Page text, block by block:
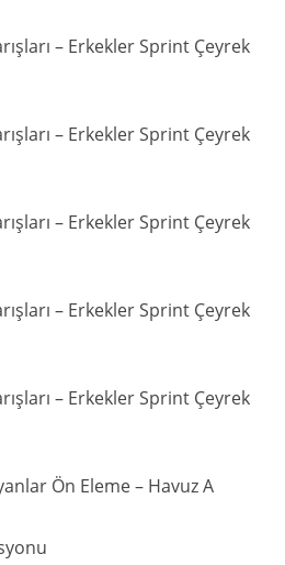
– Erkekler Sprint Çeyrek
– Erkekler Sprint Çeyrek
– Erkekler Sprint Çeyrek
– Erkekler Sprint Çeyrek
– Erkekler Sprint Çeyrek
Ön Eleme – Havuz A